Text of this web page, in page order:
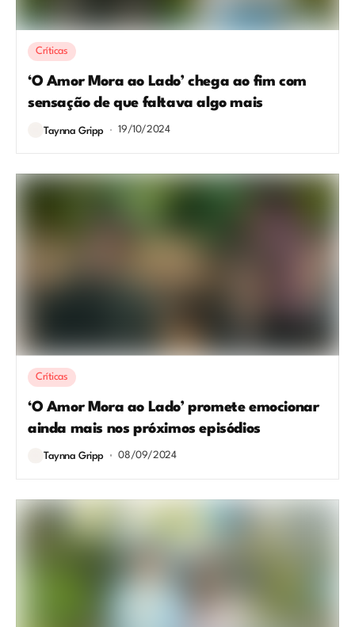
Críticas
‘O Amor Mora ao Lado’ chega ao fim com
sensação de que faltava algo mais
Taynna Gripp 19/10/2024
Críticas
‘O Amor Mora ao Lado’ promete emocionar
ainda mais nos próximos episódios
Taynna Gripp 08/09/2024